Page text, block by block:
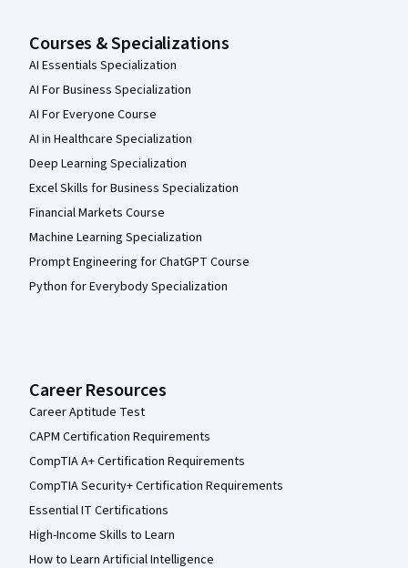
Courses & Specializations
AI Essentials Specialization
AI For Business Specialization
AI For Everyone Course
AI in Healthcare Specialization
Deep Learning Specialization
Excel Skills for Business Specialization
Financial Markets Course
Machine Learning Specialization
Prompt Engineering for ChatGPT Course
Python for Everybody Specialization
Career Resources
Career Aptitude Test
CAPM Certification Requirements
CompTIA A+ Certification Requirements
CompTIA Security+ Certification Requirements
Essential IT Certifications
High-Income Skills to Learn
How to Learn Artificial Intelligence